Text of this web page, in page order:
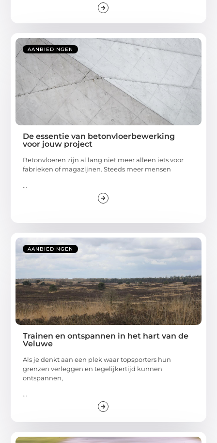
AANBIEDINGEN
De essentie van betonvloerbewerking
voor jouw project
Betonvloeren zijn al lang niet meer alleen iets voor
fabrieken of magazijnen. Steeds meer mensen
...
AANBIEDINGEN
Trainen en ontspannen in het hart van de
Veluwe
Als je denkt aan een plek waar topsporters hun
grenzen verleggen en tegelijkertijd kunnen
ontspannen,
...